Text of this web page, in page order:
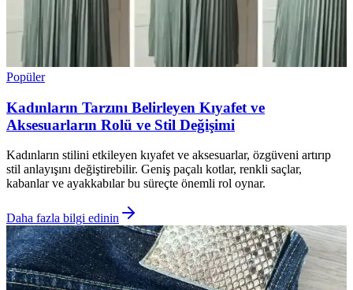
Popüler
Kadınların Tarzını Belirleyen Kıyafet ve
Aksesuarların Rolü ve Stil Değişimi
Kadınların stilini etkileyen kıyafet ve aksesuarlar, özgüveni artırıp
stil anlayışını değiştirebilir. Geniş paçalı kotlar, renkli saçlar,
kabanlar ve ayakkabılar bu süreçte önemli rol oynar.
Daha fazla bilgi edinin